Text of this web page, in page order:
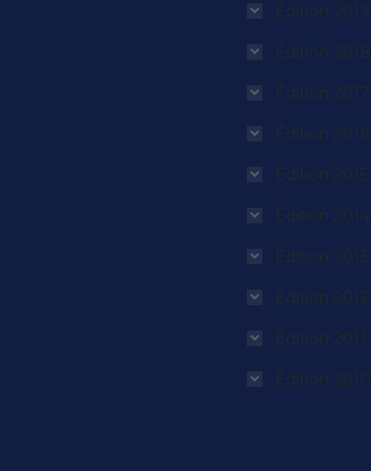
Édition 2019
Édition 2018
Édition 2017
Édition 2016
Édition 2015
Édition 2014
Édition 2013
Édition 2012
Édition 2011
Édition 2010